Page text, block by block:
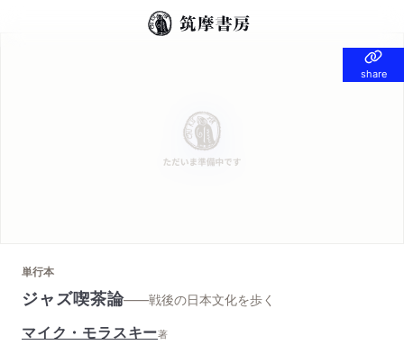
share
share
単行本
ジャズ喫茶論——戦後の日本文化を歩く
マイク・モラスキー著